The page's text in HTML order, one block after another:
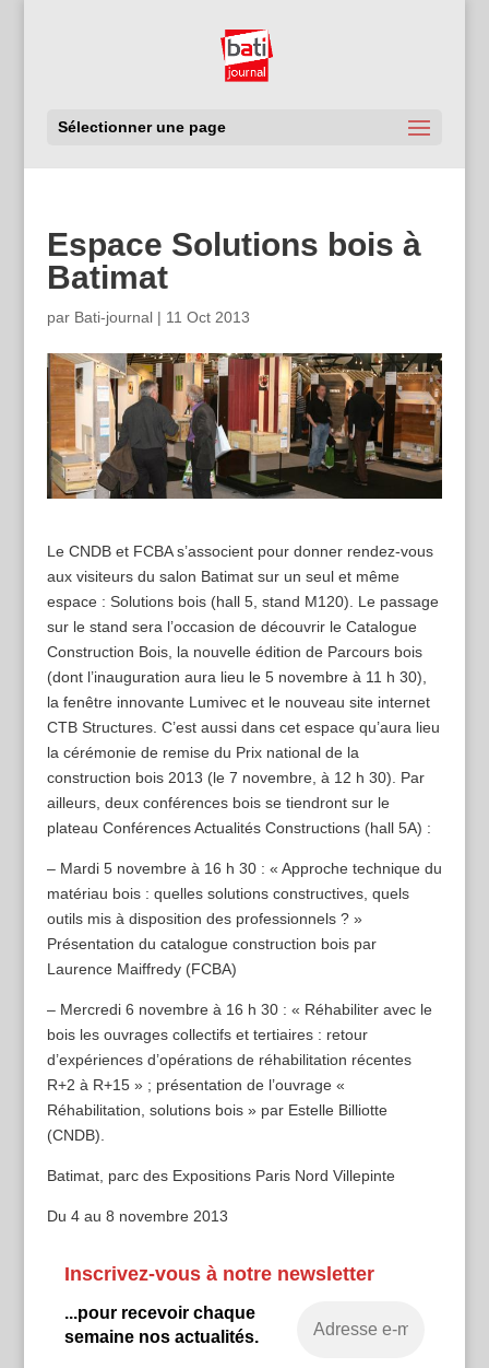
Sélectionner une page
Espace Solutions bois à
Batimat
par Bati-journal| 11 Oct 2013
Le CNDB et FCBA s’associent pour donner rendez-vous
aux visiteurs du salon Batimat sur un seul et même
espace : Solutions bois (hall 5, stand M120). Le passage
sur le stand sera l’occasion de découvrir le Catalogue
Construction Bois, la nouvelle édition de Parcours bois
(dont l’inauguration aura lieu le 5 novembre à 11 h 30),
la fenêtre innovante Lumivec et le nouveau site internet
CTB Structures. C’est aussi dans cet espace qu’aura lieu
la cérémonie de remise du Prix national de la
construction bois 2013 (le 7 novembre, à 12 h 30). Par
ailleurs, deux conférences bois se tiendront sur le
plateau Conférences Actualités Constructions (hall 5A) :
– Mardi 5 novembre à 16 h 30 : « Approche technique du
matériau bois : quelles solutions constructives, quels
outils mis à disposition des professionnels ? »
Présentation du catalogue construction bois par
Laurence Maiffredy (FCBA)
– Mercredi 6 novembre à 16 h 30 : « Réhabiliter avec le
bois les ouvrages collectifs et tertiaires : retour
d’expériences d’opérations de réhabilitation récentes
R+2 à R+15 » ; présentation de l’ouvrage «
Réhabilitation, solutions bois » par Estelle Billiotte
(CNDB).
Batimat, parc des Expositions Paris Nord Villepinte
Du 4 au 8 novembre 2013
Inscrivez-vous à notre newsletter
...pour recevoir chaque
semaine nos actualités.